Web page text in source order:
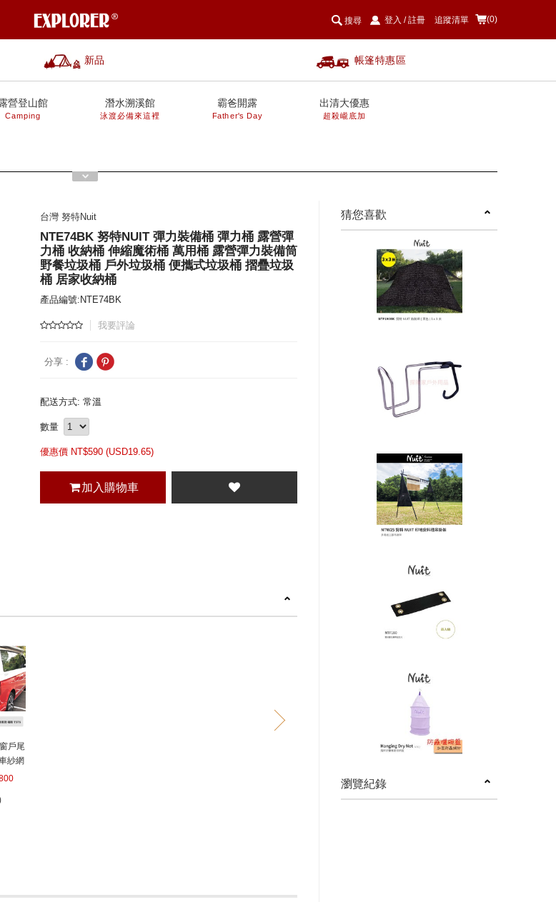
(0)
登入 / 註冊 追蹤清單
新品 帳篷特惠區
搜尋
營登山館
Camping
潛水溯溪館
泳渡必備來這裡
霸爸開露
Father's Day
出清大優惠
超殺巄底加
台灣 努特Nuit
NTE74BK 努特NUIT 彈力裝備桶 彈力桶 露營彈
力桶 收納桶 伸縮魔術桶 萬用桶 露營彈力裝備筒
野餐垃圾桶 戶外垃圾桶 便攜式垃圾桶 摺疊垃圾
桶 居家收納桶
產品編號:NTE74BK
我要評論
分享 :
配送方式: 常溫
數量
優惠價 NT$590 (USD19.65)
加入購物車
戶尾
紗網
適用
next
猜您喜歡
瀏覽紀錄